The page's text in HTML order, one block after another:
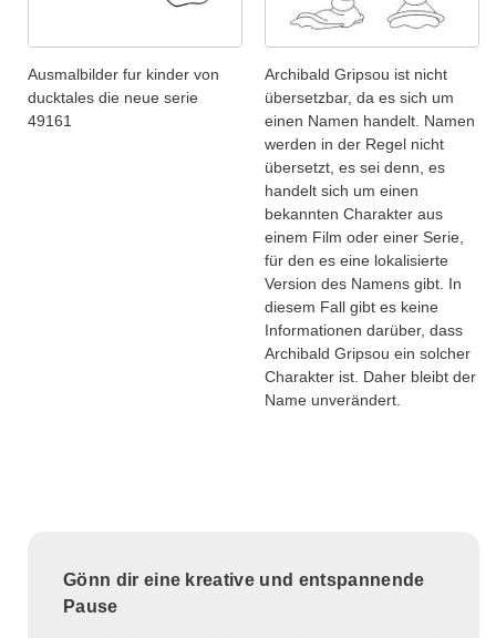
Ausmalbilder fur kinder von
ducktales die neue serie
49161
Archibald Gripsou ist nicht
übersetzbar, da es sich um
einen Namen handelt. Namen
werden in der Regel nicht
übersetzt, es sei denn, es
handelt sich um einen
bekannten Charakter aus
einem Film oder einer Serie,
für den es eine lokalisierte
Version des Namens gibt. In
diesem Fall gibt es keine
Informationen darüber, dass
Archibald Gripsou ein solcher
Charakter ist. Daher bleibt der
Name unverändert.
Gönn dir eine kreative und entspannende
Pause